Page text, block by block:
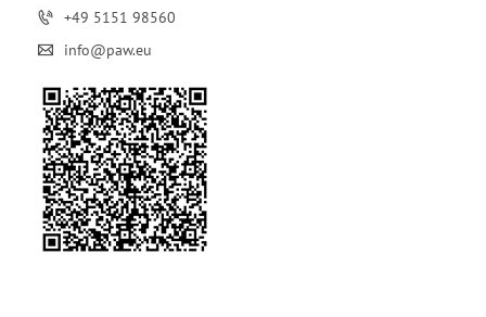
+49 5151 98560
info@paw.eu